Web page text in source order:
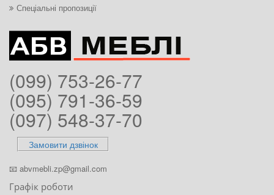
Спеціальні пропозиції
(099) 753-26-77
(095) 791-36-59
(097) 548-37-70
Замовити дзвінок
📧 abvmebli.zp@gmail.com
Графік роботи